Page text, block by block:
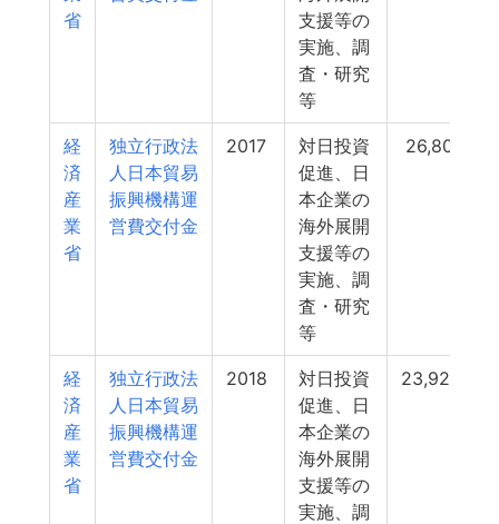
省
支援等の
実施、調
査・研究
等
経
済
産
業
省
独立行政法
人日本貿易
振興機構運
営費交付金
2017
対日投資
促進、日
本企業の
海外展開
支援等の
実施、調
査・研究
等
26,801
経
済
産
業
省
独立行政法
人日本貿易
振興機構運
営費交付金
2018
対日投資
促進、日
本企業の
海外展開
支援等の
実施、調
23,926